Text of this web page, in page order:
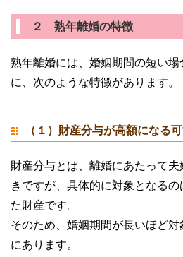
２ 熟年離婚の特徴
熟年離婚には、婚姻期間の短い
に、次のような特徴があります。
（１）財産分与が高額になる
財産分与とは、離婚にあたって
きですが、具体的に対象となる
た財産です。
そのため、婚姻期間が長いほど
にあります。